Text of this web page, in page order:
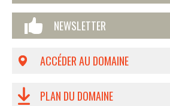
NEWSLETTER
ACCÉDER AU DOMAINE
PLAN DU DOMAINE